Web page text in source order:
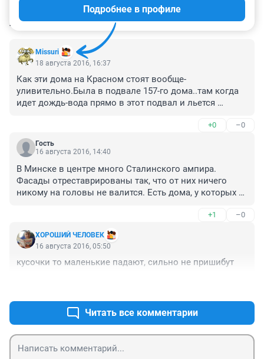
КОММЕНТАРИИ 67
Missuri
Подробнее в профиле
18 августа 2016, 16:37
Как эти дома на Красном стоят вообще-
уливительно.Была в подвале 157-го дома..там когда
идет дождь-вода прямо в этот подвал и льется
+0 –0
Гость
16 августа 2016, 14:40
В Минске в центре много Сталинского ампира.
Фасады отреставрированы так, что от них ничего
никому на головы не валится. Есть дома, у которых
моют, днем от него отрадаешься! Вчера вечером в
частном секторе видела, как жильцы домов
подметают свою заосфальтированную улицу. Делали
это они с ребятишками... А у нас - печаль в головах и
печаль на улицах(((
+1 –0
ХОРОШИЙ ЧЕЛОВЕК
16 августа 2016, 05:50
кусочки то маленькие падают, сильно не пришибут
Читать все комментарии